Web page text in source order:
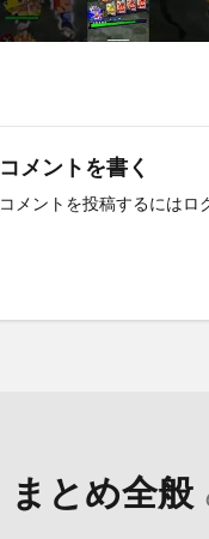
コメントを書く
コメントを投稿するにはロ
まとめ全般